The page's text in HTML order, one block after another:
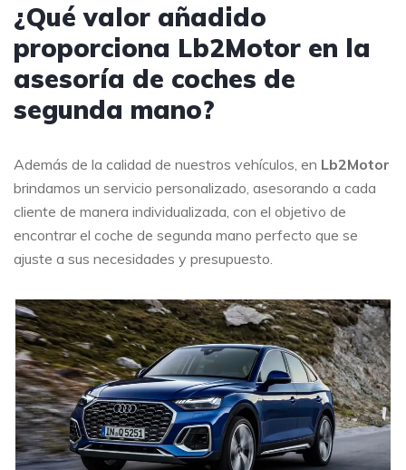
¿Qué valor añadido
proporciona Lb2Motor en la
asesoría de coches de
segunda mano?
Además de la calidad de nuestros vehículos, en Lb2Motor
brindamos un servicio personalizado, asesorando a cada
cliente de manera individualizada, con el objetivo de
encontrar el coche de segunda mano perfecto que se
ajuste a sus necesidades y presupuesto.